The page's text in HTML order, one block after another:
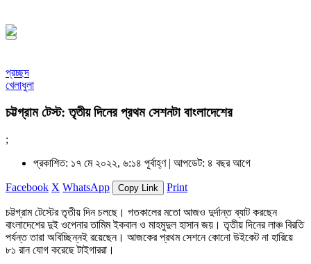
প্রচ্ছদ
খেলাধুলা
চট্টগ্রাম টেস্ট: তৃতীয় দিনের প্রথম সেশনটা বাংলাদেশের
;
প্রকাশিত: ১৭ মে ২০২২, ৬:১৪ পূর্বাহ্ণ | আপডেট: ৪ বছর আগে
Facebook X WhatsApp Copy Link Print
চট্টগ্রাম টেস্টের তৃতীয় দিন চলছে। গতকালের মতো আজও দুর্দান্ত ব্যাট করছেন
বাংলাদেশের দুই ওপেনার তামিম ইকবাল ও মাহমুদুল হাসান জয়। তৃতীয় দিনের লাঞ্চ বিরতি
পর্যন্ত তারা অবিচ্ছিন্নই রয়েছেন। আজকের প্রথম সেশনে কোনো উইকেট না হারিয়ে
৮১ রান যোগ করেছে টাইগাররা।